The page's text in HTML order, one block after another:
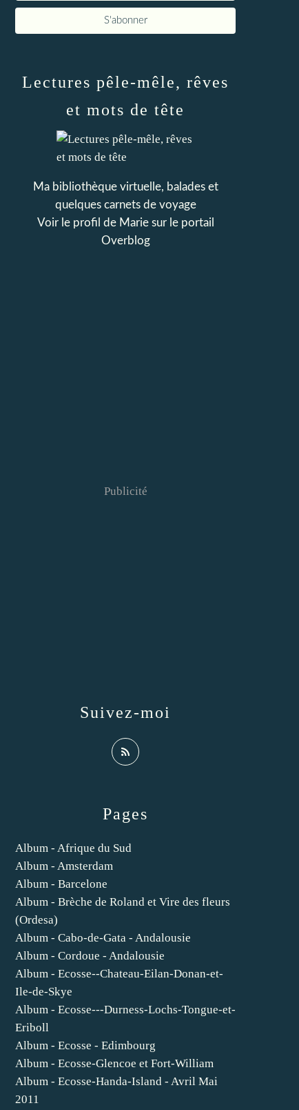
Pages
Album - Afrique du Sud
Album - Amsterdam
Album - Barcelone
Album - Brèche de Roland et Vire des fleurs
(Ordesa)
Album - Cabo-de-Gata - Andalousie
Album - Cordoue - Andalousie
Album - Ecosse--Chateau-Eilan-Donan-et-
Ile-de-Skye
Album - Ecosse---Durness-Lochs-Tongue-et-
Eriboll
Album - Ecosse - Edimbourg
Album - Ecosse-Glencoe et Fort-William
Album - Ecosse-Handa-Island - Avril Mai
2011
Lectures pêle-mêle, rêves
et mots de tête
Ma bibliothèque virtuelle, balades et
quelques carnets de voyage
Voir le profil de Mariesur le portail
Overblog
Suivez-moi
Publicité